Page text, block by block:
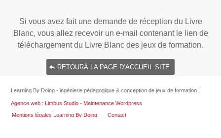
Si vous avez fait une demande de réception du Livre
Blanc, vous allez recevoir un e-mail contenant le lien de
téléchargement du Livre Blanc des jeux de formation.
RETOURÀ LA PAGE D’ACCUEIL SITE
Learning By Doing - ingénierie pédagogique & conception de jeux de formation |
Agence web : Limbus Studio - Maintenance Wordpress
Mentions légales Learning By Doing
Contact